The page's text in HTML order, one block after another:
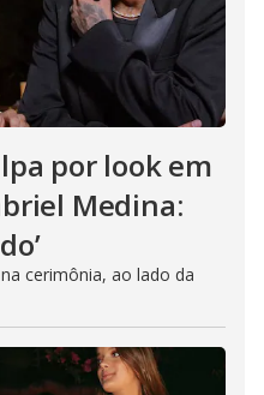
por look em
Medina:
cerimônia, ao lado da